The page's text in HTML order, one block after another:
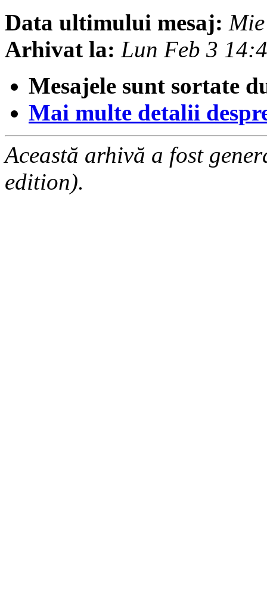
Data ultimului mesaj:
Arhivat la: Lun Feb 3
Mesajele sunt sortate
Mai multe detalii
Această arhivă a fost
edition).